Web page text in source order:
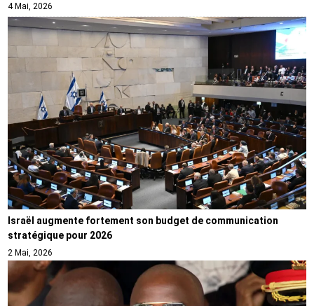
4 Mai, 2026
Israël augmente fortement son budget de communication
stratégique pour 2026
2 Mai, 2026